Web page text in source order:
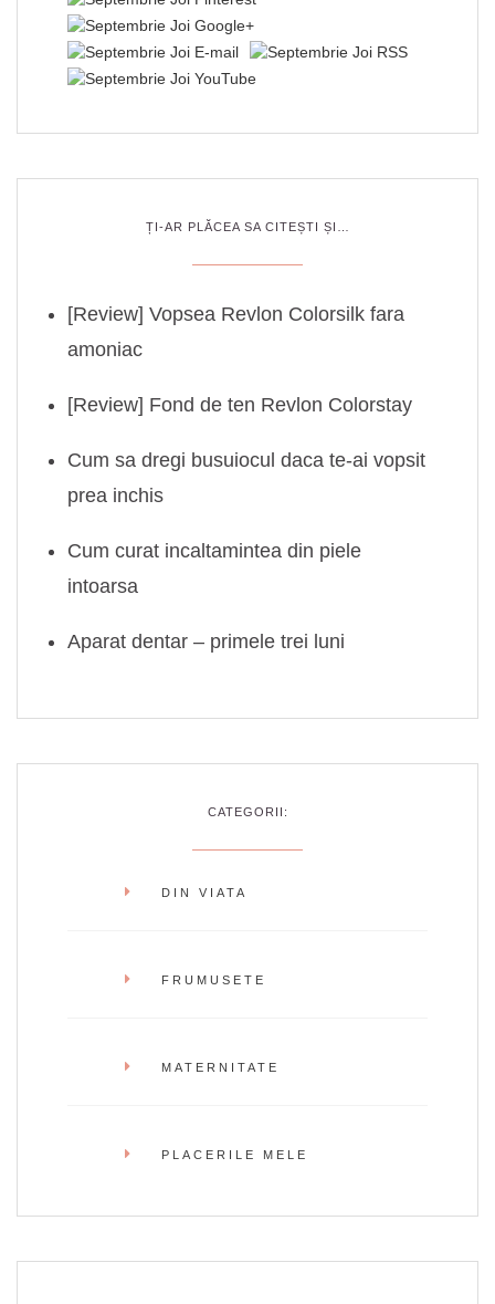
ȚI-AR PLĂCEA SA CITEȘTI ȘI…
[Review] Vopsea Revlon Colorsilk fara
amoniac
[Review] Fond de ten Revlon Colorstay
Cum sa dregi busuiocul daca te-ai vopsit
prea inchis
Cum curat incaltamintea din piele
intoarsa
Aparat dentar – primele trei luni
CATEGORII:
DIN VIATA
FRUMUSETE
MATERNITATE
PLACERILE MELE